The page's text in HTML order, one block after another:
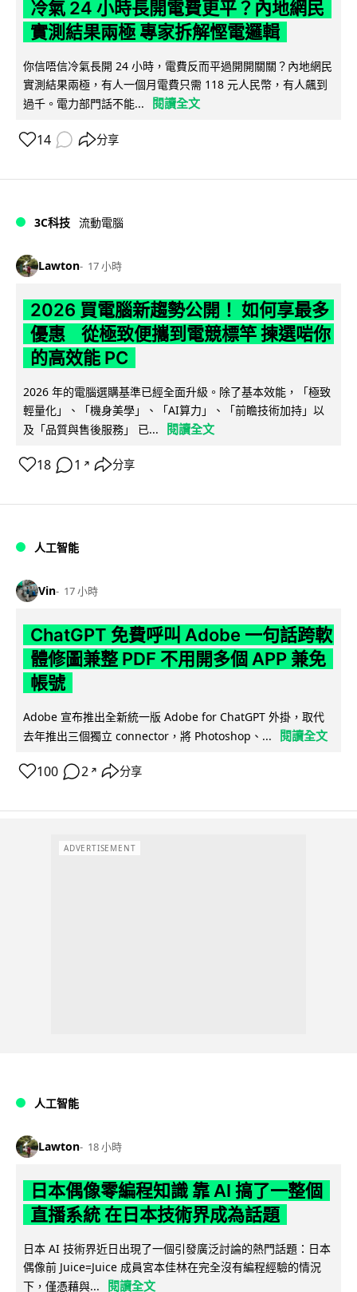
冷氣 24 小時長開電費更平？內地網民
實測結果兩極 專家拆解慳電邏輯
你信唔信冷氣長開 24 小時，電費反而平過開開關關？內地網民
實測結果兩極，有人一個月電費只需 118 元人民幣，有人飆到
過千。電力部門話不能...
閱讀全文
14 分享
3C科技 流動電腦
Lawton 17 小時
2026 買電腦新趨勢公開！ 如何享最多
優惠 從極致便攜到電競標竿 揀選啱你
的高效能 PC
2026 年的電腦選購基準已經全面升級。除了基本效能，「極致
輕量化」、「機身美學」、「AI算力」、「前瞻技術加持」以
及「品質與售後服務」 已...
閱讀全文
18 1 ↗ 分享
人工智能
Vin 17 小時
ChatGPT 免費呼叫 Adobe 一句話跨軟
體修圖兼整 PDF 不用開多個 APP 兼免
帳號
Adobe 宣布推出全新統一版 Adobe for ChatGPT 外掛，取代
去年推出三個獨立 connector，將 Photoshop、...
閱讀全文
100 2 ↗ 分享
ADVERTISEMENT
人工智能
Lawton 18 小時
日本偶像零編程知識 靠 AI 搞了一整個
直播系統 在日本技術界成為話題
日本 AI 技術界近日出現了一個引發廣泛討論的熱門話題：日本
偶像前 Juice=Juice 成員宮本佳林在完全沒有編程經驗的情況
下，僅憑藉與...
閱讀全文